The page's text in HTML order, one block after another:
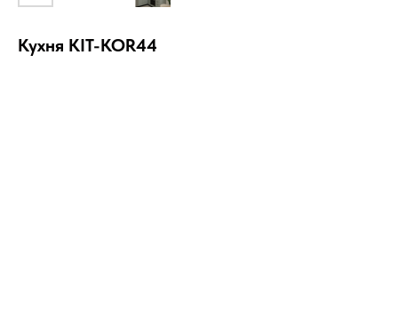
Кухня KIT-KOR44